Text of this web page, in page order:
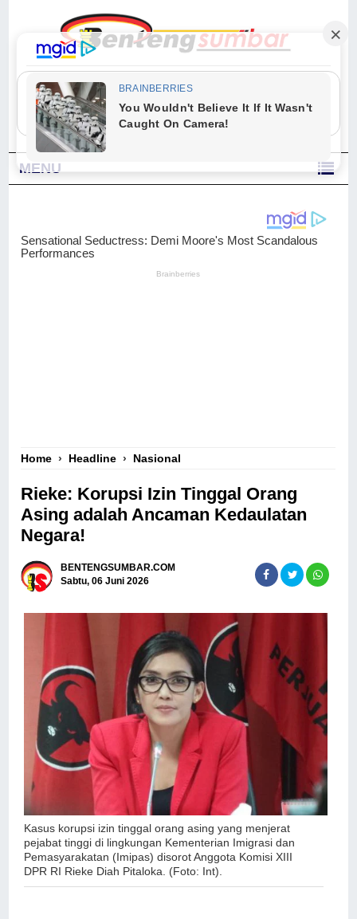
"Sesungguhnya Allah dan para malaikat-Nya berselawat untuk Nabi.
Wahai orang-orang yang beriman, berselawatlah kamu untuk Nabi dan
ucapkanlah salam dengan penuh penghormatan kepadanya." (Qs. Al
Ahzab Ayat 56)
MENU
Home › Headline › Nasional
Rieke: Korupsi Izin Tinggal Orang
Asing adalah Ancaman Kedaulatan
Negara!
BENTENGSUMBAR.COM
Sabtu, 06 Juni 2026
Kasus korupsi izin tinggal orang asing yang menjerat
pejabat tinggi di lingkungan Kementerian Imigrasi dan
Pemasyarakatan (Imipas) disorot Anggota Komisi XIII
DPR RI Rieke Diah Pitaloka. (Foto: Int).